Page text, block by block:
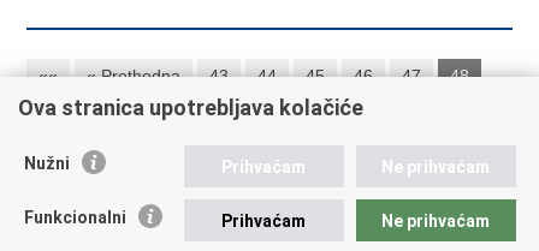
«« « Prethodna 43 44 45 46 47
48
49
50 51 52 Sljedeća » »»
Republika Hrvatska
Ova stranica upotrebljava kolačiće
Nužni Prihvaćam Ne prihvaćam
Funkcionalni Prihvaćam Ne prihvaćam